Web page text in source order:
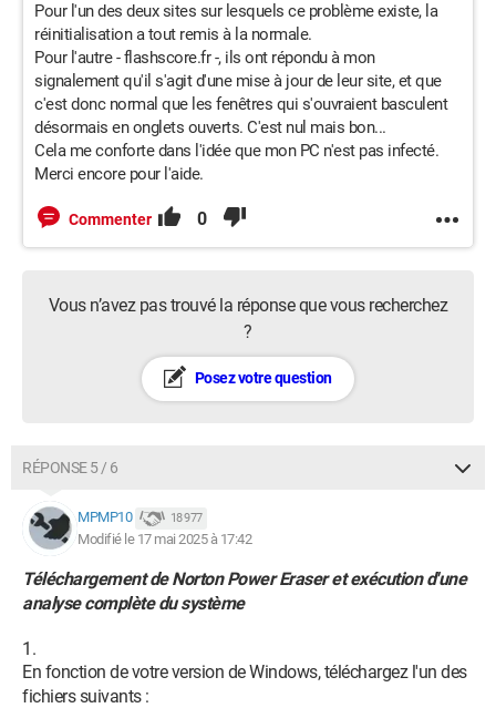
Pour l'un des deux sites sur lesquels ce problème existe, la
réinitialisation a tout remis à la normale.
Pour l'autre - flashscore.fr -, ils ont répondu à mon
signalement qu'il s'agit d'une mise à jour de leur site, et que
c'est donc normal que les fenêtres qui s'ouvraient basculent
désormais en onglets ouverts. C'est nul mais bon...
Cela me conforte dans l'idée que mon PC n'est pas infecté.
Merci encore pour l'aide.
Commenter 0
Vous n’avez pas trouvé la réponse que vous recherchez
?
Posez votre question
RÉPONSE 5 / 6
MPMP10 18 977
Modifié le 17 mai 2025 à 17:42
Téléchargement de Norton Power Eraser et exécution d'une
analyse complète du système
En fonction de votre version de Windows, téléchargez l'un des
fichiers suivants :